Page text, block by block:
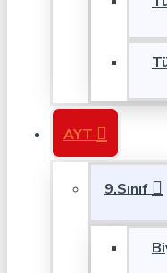
AYT
9.Sınıf